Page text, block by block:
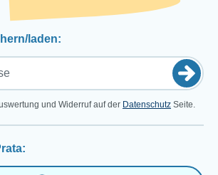
laden:
und Widerruf auf der Datenschutz Seite.